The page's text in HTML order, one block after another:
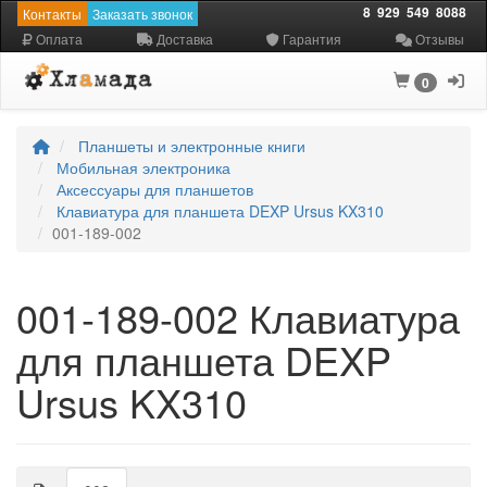
Контакты Заказать звонок 8 929 549 8088
Оплата Доставка Гарантия Отзывы
0
Планшеты и электронные книги
Мобильная электроника
Аксессуары для планшетов
Клавиатура для планшета DEXP Ursus KX310
001-189-002
001-189-002 Клавиатура
для планшета DEXP
Ursus KX310